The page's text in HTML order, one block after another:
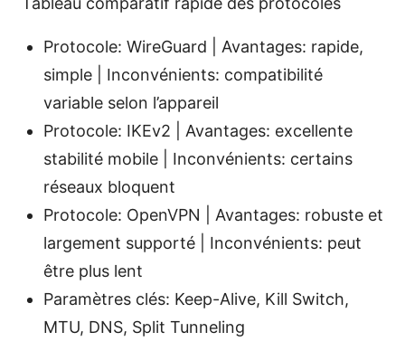
Protocole: WireGuard | Avantages: rapide,
simple | Inconvénients: compatibilité
variable selon l’appareil
Protocole: IKEv2 | Avantages: excellente
stabilité mobile | Inconvénients: certains
réseaux bloquent
Protocole: OpenVPN | Avantages: robuste et
largement supporté | Inconvénients: peut
être plus lent
Paramètres clés: Keep-Alive, Kill Switch,
MTU, DNS, Split Tunneling